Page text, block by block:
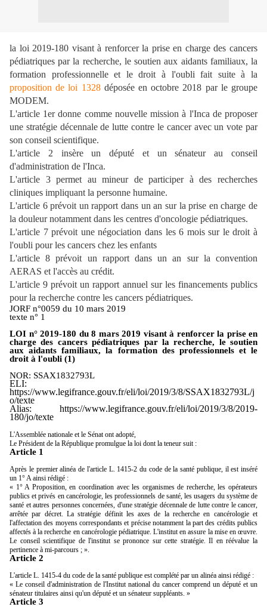
la loi 2019-180 visant à renforcer la prise en charge des cancers
pédiatriques par la recherche, le soutien aux aidants familiaux, la
formation professionnelle et le droit à l'oubli fait suite à la
proposition de loi 1328 déposée en octobre 2018 par le groupe
MODEM.
L'article 1er donne comme nouvelle mission à l'Inca de proposer
une stratégie décennale de lutte contre le cancer avec un vote par
son conseil scientifique.
L'article 2 insère un député et un sénateur au conseil
d'administration de l'Inca.
L'article 3 permet au mineur de participer à des recherches
cliniques impliquant la personne humaine.
L'article 6 prévoit un rapport dans un an sur la prise en charge de
la douleur notamment dans les centres d'oncologie pédiatriques.
L'article 7 prévoit une négociation dans les 6 mois sur le droit à
l'oubli pour les cancers chez les enfants
L'article 8 prévoit un rapport dans un an sur la convention
AERAS et l'accès au crédit.
L'article 9 prévoit un rapport annuel sur les financements publics
pour la recherche contre les cancers pédiatriques.
JORF n°0059 du 10 mars 2019
texte n° 1
LOI n° 2019-180 du 8 mars 2019 visant à renforcer la prise en
charge des cancers pédiatriques par la recherche, le soutien
aux aidants familiaux, la formation des professionnels et le
droit à l'oubli (1)
NOR: SSAX1832793L
ELI:
https://www.legifrance.gouv.fr/eli/loi/2019/3/8/SSAX1832793L/j
o/texte
Alias: https://www.legifrance.gouv.fr/eli/loi/2019/3/8/2019-
180/jo/texte
L'Assemblée nationale et le Sénat ont adopté,
Le Président de la République promulgue la loi dont la teneur suit :
Article 1
Après le premier alinéa de l'article L. 1415-2 du code de la santé publique, il est inséré
un 1° A ainsi rédigé :
« 1° A Proposition, en coordination avec les organismes de recherche, les opérateurs
publics et privés en cancérologie, les professionnels de santé, les usagers du système de
santé et autres personnes concernées, d'une stratégie décennale de lutte contre le cancer,
arrêtée par décret. La stratégie définit les axes de la recherche en cancérologie et
l'affectation des moyens correspondants et précise notamment la part des crédits publics
affectés à la recherche en cancérologie pédiatrique. L'institut en assure la mise en œuvre.
Le conseil scientifique de l'institut se prononce sur cette stratégie. Il en réévalue la
pertinence à mi-parcours ; ».
Article 2
L'article L. 1415-4 du code de la santé publique est complété par un alinéa ainsi rédigé :
« Le conseil d'administration de l'Institut national du cancer comprend un député et un
sénateur titulaires ainsi qu'un député et un sénateur suppléants. »
Article 3